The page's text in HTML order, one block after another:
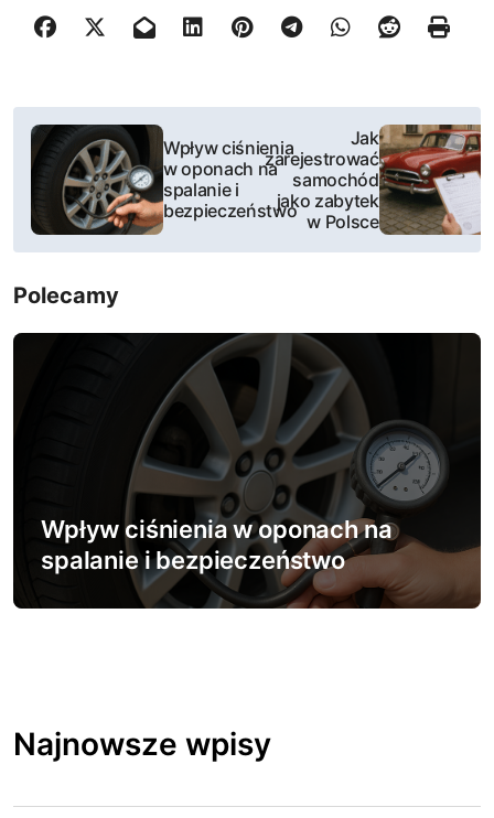
N
w
i
g
a
Wpływ ciśnienia
w oponach na
spalanie i
bezpieczeństwo
Jak
zarejestrować
samochód
jako zabytek
w Polsce
Polecamy
Wpływ ciśnienia w oponach na
spalanie i bezpieczeństwo
Najnowsze wpisy